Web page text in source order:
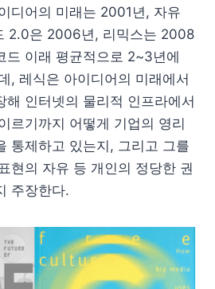
디어의 미래는 2001년, 자유
2.0은 2006년, 리믹스는 2008
드 이래 평균적으로 2~3년에
, 레식은 아이디어의 미래에서
해 인터넷의 물리적 인프라에서
르기까지 어떻게 기업의 영리
통제하고 있는지, 그리고 그를
현의 자유 등 개인의 정당한 권
주장한다.